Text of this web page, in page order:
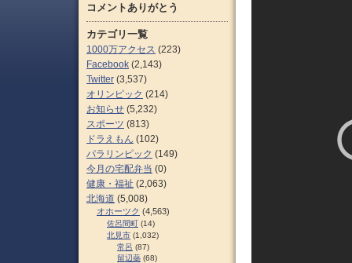
コメントありがとう
カテゴリ一覧
1000万アクセス (223)
Facebook (2,143)
Twitter (3,537)
オリンピック (214)
お知らせ (5,232)
スポーツ (813)
ドラえもん (102)
パラリンピック (149)
今月の宅配弁当 (0)
健康・福祉 (2,063)
北海道 (5,008)
オホーツク (4,563)
佐呂間町 (14)
北見市 (1,032)
常呂 (87)
留辺蘂 (68)